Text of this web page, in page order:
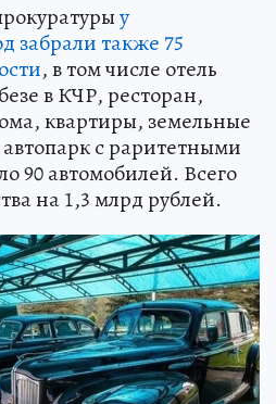
у
забрали также 75
, в том числе отель
в КЧР, ресторан,
квартиры, земельные
с раритетными
90 автомобилей. Всего
на 1,3 млрд рублей.